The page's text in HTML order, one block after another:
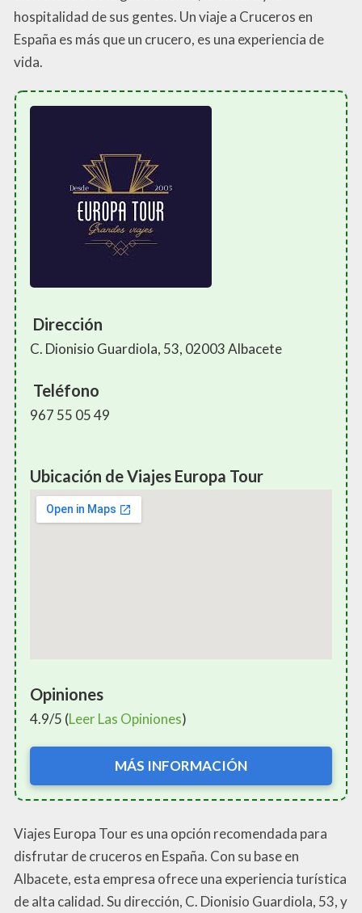
hospitalidad de sus gentes. Un viaje a Cruceros en
España es más que un crucero, es una experiencia de
vida.
Dirección
C. Dionisio Guardiola, 53, 02003 Albacete
Teléfono
967 55 05 49
Ubicación de Viajes Europa Tour
Opiniones
4.9/5 (Leer Las Opiniones)
MÁS INFORMACIÓN
Viajes Europa Tour es una opción recomendada para
disfrutar de cruceros en España. Con su base en
Albacete, esta empresa ofrece una experiencia turística
de alta calidad. Su dirección, C. Dionisio Guardiola, 53, y